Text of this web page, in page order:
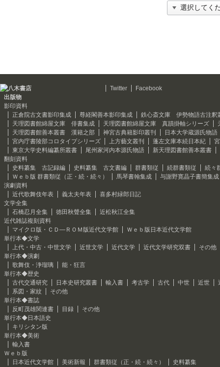
Twitter
Facebook
出版物
影印資料
正倉院古文書影印集成
尊経閣善本影印集成
鉄心斎文庫 伊勢物語古注釈
天理図書館綿屋文庫 俳書集成
天理図書館綿屋文庫 真蹟掛軸シリーズ
天理図書館善本叢書 漢籍之部
神宮古典籍影印叢刊
日本大学蔵源氏物語
宮内庁書陵部コロタイプシリーズ
上方藝文叢刊 蓬左文庫本続日本紀
東京大学史料編纂所叢書
尾州家河内本源氏物語
新天理図書館善本叢書
翻刻資料
史料纂集 古記録編
史料纂集 古文書編 群書類従 続群書類従
続々
Ｗｅｂ版 群書類従（正・続・続々）
馬琴書翰集成
与謝野寛晶子書簡集成
演劇資料
近代歌舞伎年表
義太夫年表
喜多村緑郎日記
文学全集
石橋忍月全集
徳田秋聲全集
近松秋江全集
近代雑誌複刻資料
マイクロ版・ＣＤ―ＲＯＭ版近代文学館
Ｗｅｂ版日本近代文学館
単行本◆文学
上代・中古・中世文学
近世文学 近代文学 近代文学研究双書
その他
単行本◆演劇
歌舞伎・浄瑠璃
能・狂言
単行本◆歴史
古代交通研究
日本史研究叢書 輸入書 考古学 古代 中世 近世
系図・家紋
その他
単行本◆書誌
反町茂雄関連書
目録
その他
単行本◆日本語史
キリシタン版
単行本◆美術
輸入書
Ｗｅｂ版
日本近代文学館
美術新報 群書類従（正・続・続々）
史料纂集